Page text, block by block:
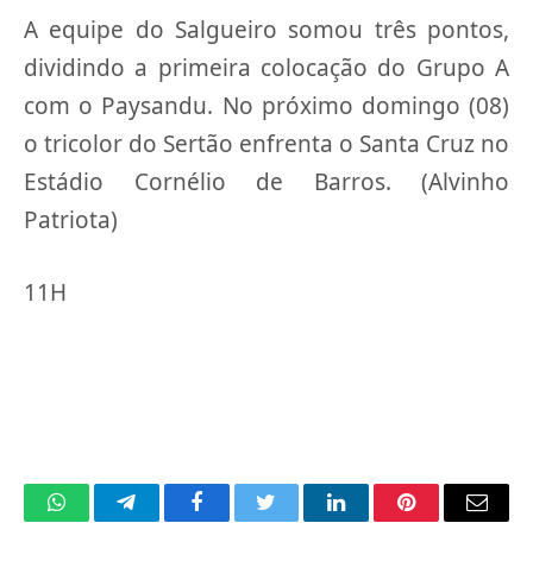
A equipe do Salgueiro somou três pontos,
dividindo a primeira colocação do Grupo A
com o Paysandu. No próximo domingo (08)
o tricolor do Sertão enfrenta o Santa Cruz no
Estádio Cornélio de Barros. (Alvinho
Patriota)
11H
WhatsAppTelegramFacebookTwitter LinkedInPinterestEmail